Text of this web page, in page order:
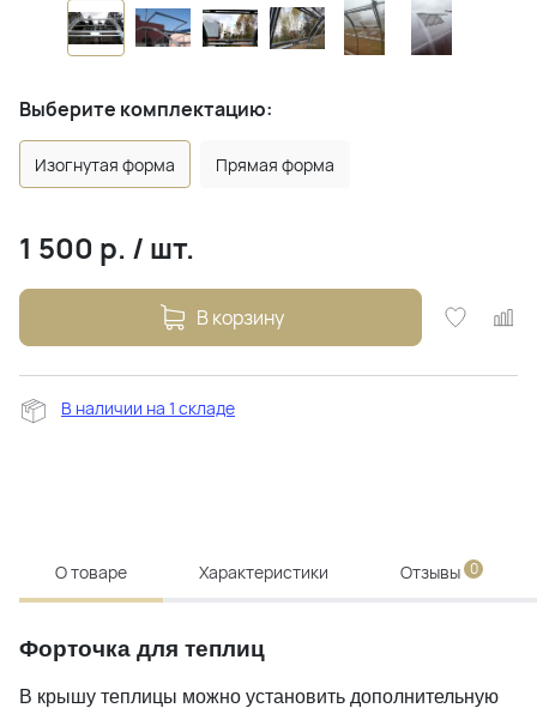
Выберите комплектацию:
Изогнутая форма Прямая форма
1 500 р. / шт.
В корзину
В наличии на 1 складе
О товаре Характеристики Отзывы 0
Форточка для теплиц
В крышу теплицы можно установить дополнительную